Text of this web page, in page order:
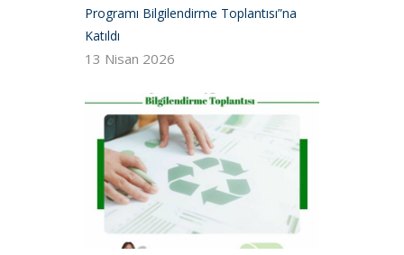
Programı Bilgilendirme Toplantısı”na
Katıldı
13 Nisan 2026